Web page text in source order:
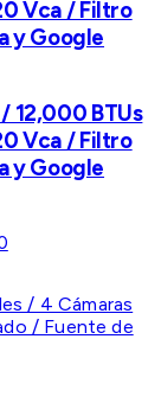
Vca / Filtro
y Google
12,000 BTUs
Vca / Filtro
y Google